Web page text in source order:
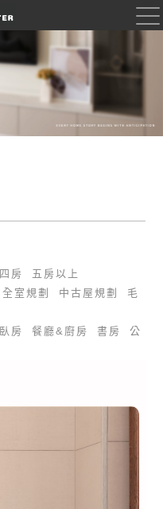
四房
五房以上
全室規劃 中古屋規劃
毛
臥房 餐廳&廚房 書房
公